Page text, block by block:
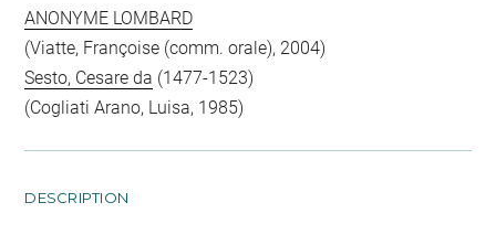
ANONYME LOMBARD
(Viatte, Françoise (comm. orale), 2004)
Sesto, Cesare da (1477-1523)
(Cogliati Arano, Luisa, 1985)
DESCRIPTION